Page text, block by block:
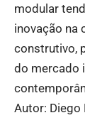
modular
inovação na
construtivo,
do mercado
Autor: Diego